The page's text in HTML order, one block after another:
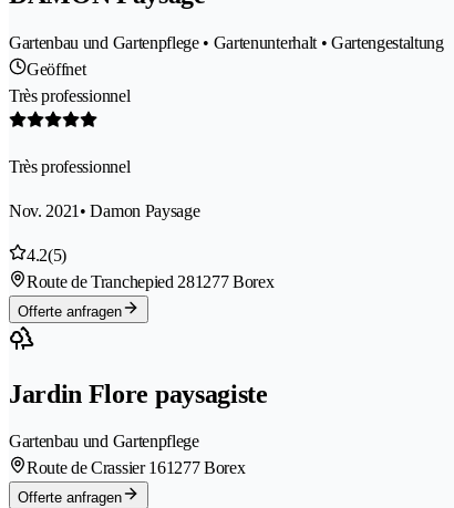
Gartenbau und Gartenpflege • Gartenunterhalt • Gartengestaltung
Geöffnet
Très professionnel
Très professionnel
Nov. 2021 • Damon Paysage
4.2(5)
Route de Tranchepied 281277 Borex
Offerte anfragen
Jardin Flore paysagiste
Gartenbau und Gartenpflege
Route de Crassier 161277 Borex
Offerte anfragen